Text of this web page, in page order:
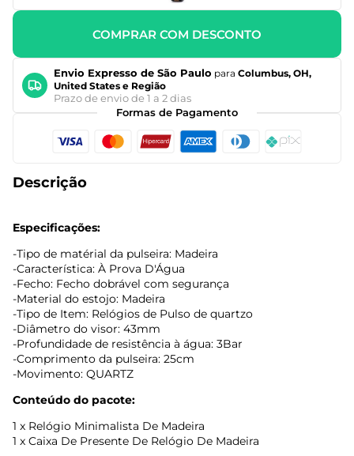
COMPRAR COM DESCONTO
Envio Expresso de São Paulo para Columbus, OH,
United States e Região
Prazo de envio de 1 a 2 dias
Formas de Pagamento
Descrição
Especificações:
-Tipo de matérial da pulseira: Madeira
-Característica: À Prova D'Água
-Fecho: Fecho dobrável com segurança
-Material do estojo: Madeira
-Tipo de Item: Relógios de Pulso de quartzo
-Diâmetro do visor: 43mm
-Profundidade de resistência à água: 3Bar
-Comprimento da pulseira: 25cm
-Movimento: QUARTZ
Conteúdo do pacote:
1 x Relógio Minimalista De Madeira
1 x Caixa De Presente De Relógio De Madeira